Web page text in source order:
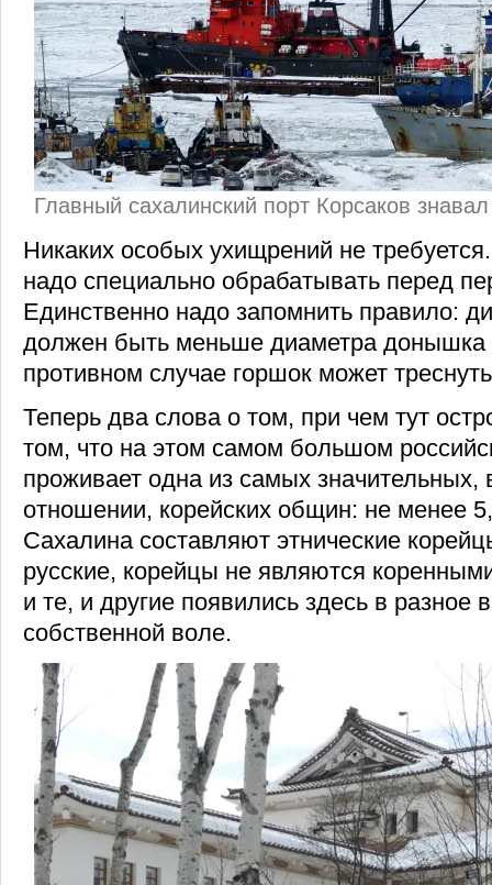
Главный сахалинский порт Корсаков
Никаких особых ухищрений не
надо специально обрабатывать перед
Единственно надо запомнить правило:
должен быть меньше диаметра донышка
противном случае горшок может
Теперь два слова о том, при чем тут
том, что на этом самом большом
проживает одна из самых значительных,
отношении, корейских общин: не менее
Сахалина составляют этнические
русские, корейцы не являются
и те, и другие появились здесь в разное
собственной воле.